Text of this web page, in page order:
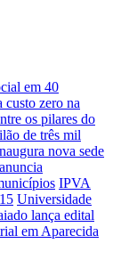
em 40
custo zero na
os pilares do
de três mil
nova sede
IPVA
Universidade
lança edital
em Aparecida